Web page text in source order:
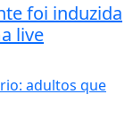
foi induzida
live